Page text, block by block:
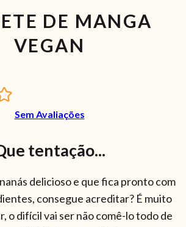
DE MANGA
VEGAN
Sem Avaliações
tentação...
delicioso e que fica pronto com
consegue acreditar? É muito
o difícil vai ser não comê-lo todo de